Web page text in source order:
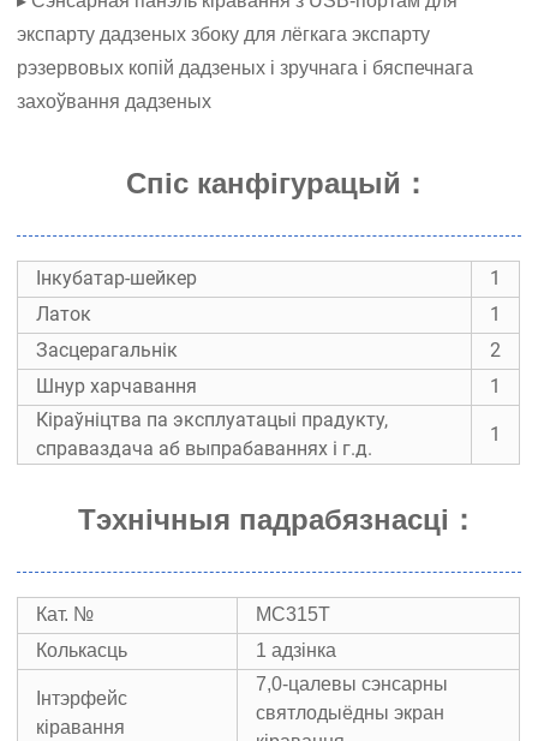
экспарту дадзеных збоку для лёгкага экспарту
рэзервовых копій дадзеных і зручнага і бяспечнага
захоўвання дадзеных
Спіс канфігурацый：
Інкубатар-шейкер
1
Латок
1
Засцерагальнік
2
Шнур харчавання
1
Кіраўніцтва па эксплуатацыі прадукту,
справаздача аб выпрабаваннях і г.д.
1
Тэхнічныя падрабязнасці ：
Кат. №
МС315Т
Колькасць
1 адзінка
Інтэрфейс
кіравання
7,0-цалевы сэнсарны
святлодыёдны экран